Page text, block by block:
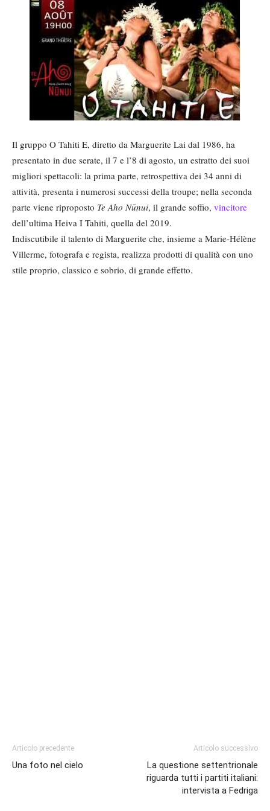
Il gruppo O Tahiti E, diretto da Marguerite Lai dal 1986, ha
presentato in due serate, il 7 e l’8 di agosto, un estratto dei suoi
migliori spettacoli: la prima parte, retrospettiva dei 34 anni di
attività, presenta i numerosi successi della troupe; nella seconda
parte viene riproposto Te Aho Nūnui, il grande soffio, vincitore
dell’ultima Heiva I Tahiti, quella del 2019.
Indiscutibile il talento di Marguerite che, insieme a Marie-Hélène
Villerme, fotografa e regista, realizza prodotti di qualità con uno
stile proprio, classico e sobrio, di grande effetto.
Articolo precedente
Una foto nel cielo
Articolo successivo
La questione settentrionale
riguarda tutti i partiti italiani:
intervista a Fedriga